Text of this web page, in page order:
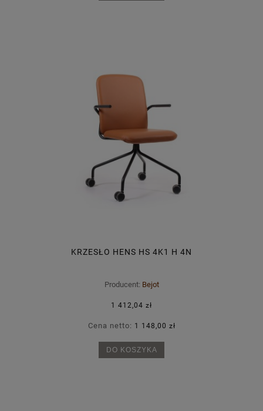
KRZESŁO HENS HS 4K1 H 4N
Producent: Bejot
1 412,04 zł
Cena netto: 1 148,00 zł
DO KOSZYKA